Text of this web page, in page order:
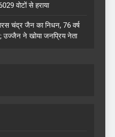
वोटों से हराया
चंद्र जैन का निधन, 76 वर्ष
उज्जैन ने खोया जनप्रिय नेता